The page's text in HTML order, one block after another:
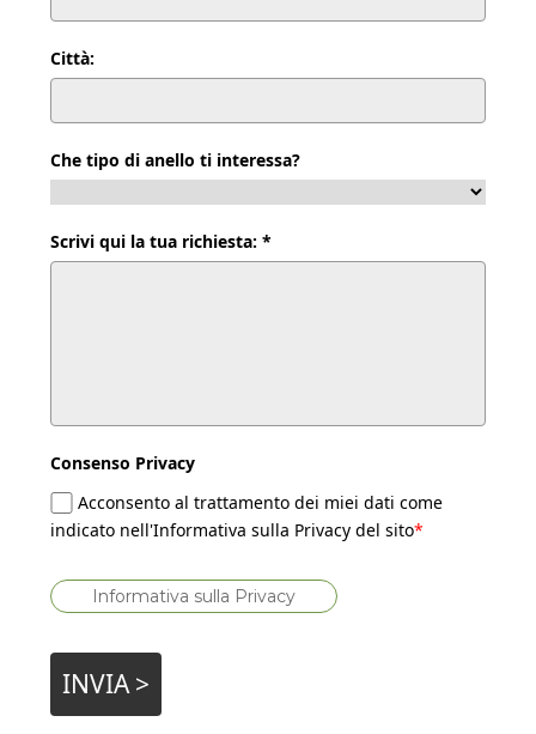
Città:
Che tipo di anello ti interessa?
Scrivi qui la tua richiesta: *
Consenso Privacy
Acconsento al trattamento dei miei dati come
indicato nell'Informativa sulla Privacy del sito*
Informativa sulla Privacy
INVIA >